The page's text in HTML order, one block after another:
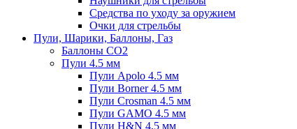
Средства по уходу за оружием
Очки для стрельбы
Пули, Шарики, Баллоны, Газ
Баллоны CO2
Пули 4.5 мм
Пули Apolo 4.5 мм
Пули Borner 4.5 мм
Пули Crosman 4.5 мм
Пули GAMO 4.5 мм
Пули H&N 4.5 мм